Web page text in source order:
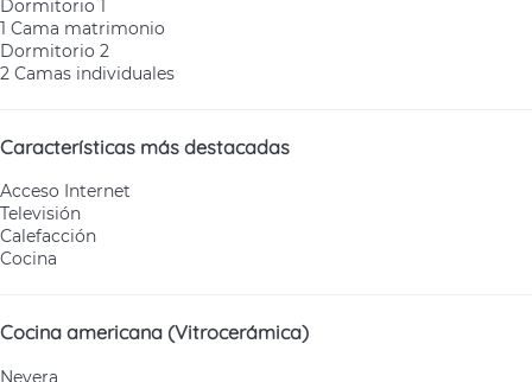
Dormitorio 1
1 Cama matrimonio
Dormitorio 2
2 Camas individuales
Características más destacadas
Acceso Internet
Televisión
Calefacción
Cocina
Cocina americana (Vitrocerámica)
Nevera